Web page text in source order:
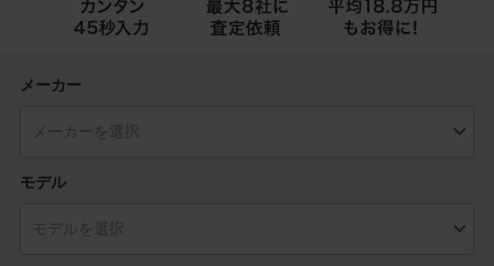
メーカー
モデル